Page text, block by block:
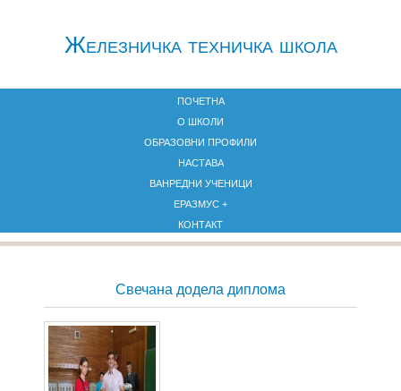
Железничкa техничка школа
ПОЧЕТНА
О ШКОЛИ
ОБРАЗОВНИ ПРОФИЛИ
НАСТАВА
ВАНРЕДНИ УЧЕНИЦИ
ЕРАЗМУС +
КОНТАКТ
Свечана додела диплома